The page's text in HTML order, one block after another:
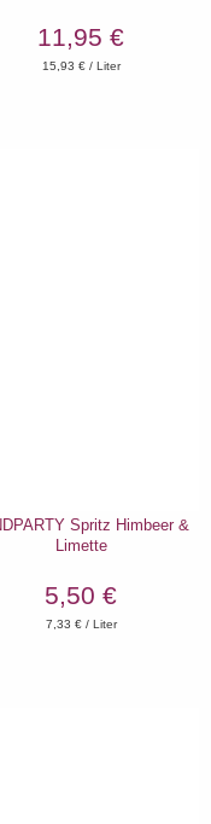
11,95 €
15,93 € / Liter
Spritz Himbeer &
Limette
5,50 €
7,33 € / Liter